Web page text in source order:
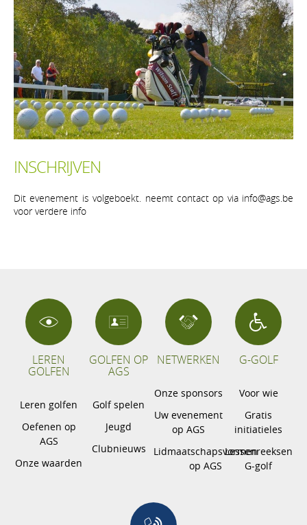
INSCHRIJVEN
Dit evenement is volgeboekt. neemt contact op via info@ags.be
voor verdere info
LEREN
GOLFEN
Leren golfen
Oefenen op
AGS
Onze waarden
GOLFEN OP
AGS
Golf spelen
Jeugd
Clubnieuws
NETWERKEN
Onze sponsors
Uw evenement
op AGS
Lidmaatschapsvormen
op AGS
G-GOLF
Voor wie
Gratis
initiatieles
Lessenreeksen
G-golf